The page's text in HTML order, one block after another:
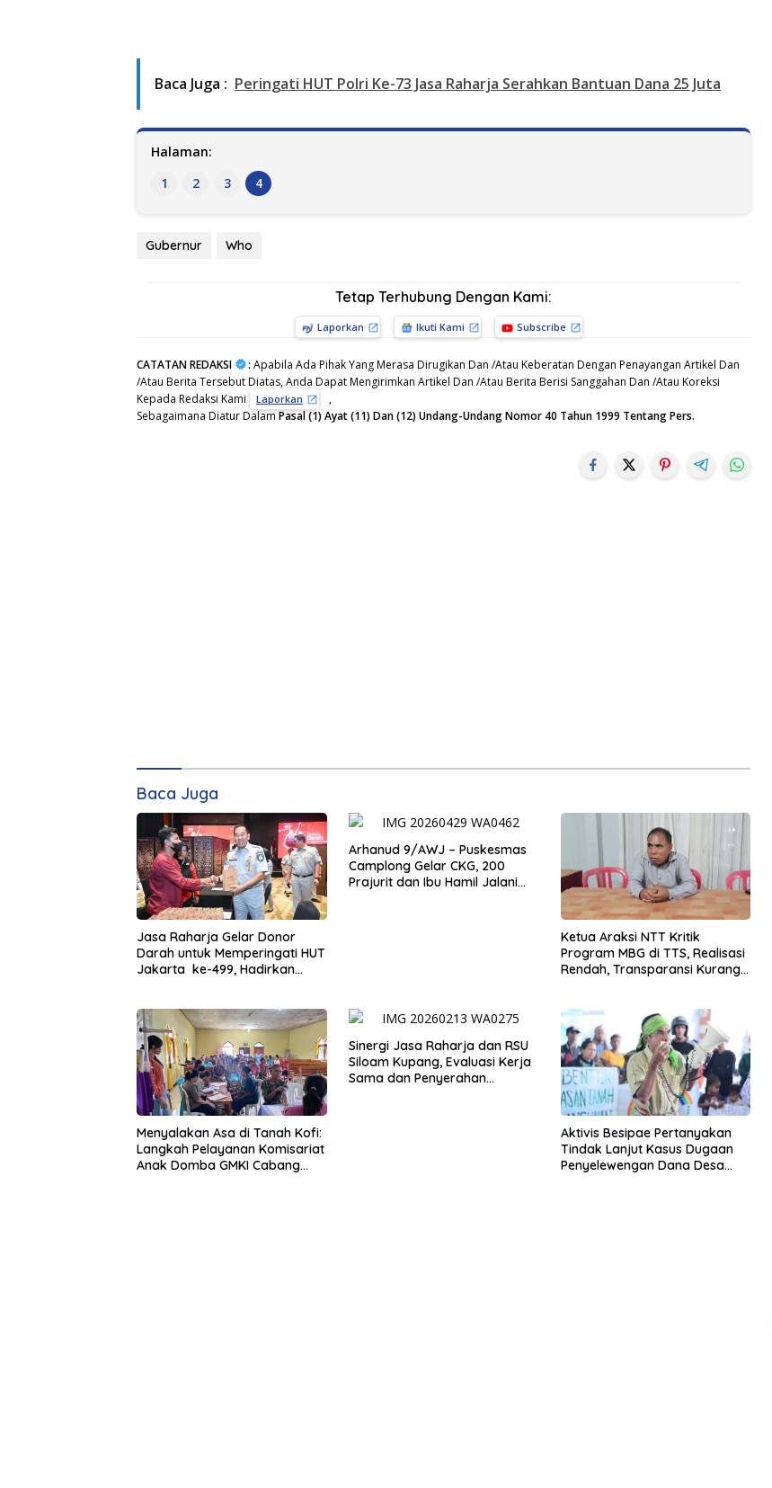
Baca Juga : Peringati HUT Polri Ke-73 Jasa Raharja Serahkan Bantuan Dana 25 Juta
Halaman:
1
2 3 4
Gubernur Who
Tetap Terhubung Dengan Kami:
Laporkan Ikuti Kami Subscribe
CATATAN REDAKSI : Apabila Ada Pihak Yang Merasa Dirugikan Dan /Atau Keberatan Dengan Penayangan Artikel Dan
/Atau Berita Tersebut Diatas, Anda Dapat Mengirimkan Artikel Dan /Atau Berita Berisi Sanggahan Dan /Atau Koreksi
Kepada Redaksi Kami
Laporkan
,
Sebagaimana Diatur DalamPasal (1) Ayat (11) Dan (12) Undang-Undang Nomor 40 Tahun 1999 Tentang Pers.
Baca Juga
Jasa Raharja Gelar Donor
Darah untuk Memperingati HUT
Jakarta ke-499, Hadirkan
Arhanud 9/AWJ – Puskesmas
Camplong Gelar CKG, 200
Prajurit dan Ibu Hamil Jalani
Ketua Araksi NTT Kritik
Program MBG di TTS, Realisasi
Rendah, Transparansi Kurang,
Menyalakan Asa di Tanah Kofi:
Langkah Pelayanan Komisariat
Anak Domba GMKI Cabang
Sinergi Jasa Raharja dan RSU
Siloam Kupang, Evaluasi Kerja
Sama dan Penyerahan
Aktivis Besipae Pertanyakan
Tindak Lanjut Kasus Dugaan
Penyelewengan Dana Desa